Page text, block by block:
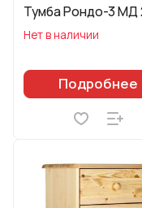
Тумба Рондо-3 МД
Нет в наличии
Подробнее